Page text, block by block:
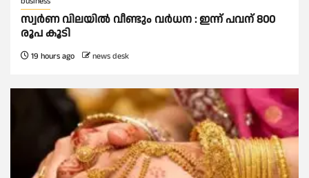
സ്വർണ വിലയില്‍ വീണ്ടും വർധന : ഇന്ന് പവന് 800
രൂപ കൂടി
19 hours ago news desk